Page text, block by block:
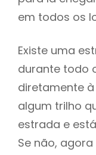
em todos os
Existe uma
durante todo
diretamente
algum trilho
estrada e
Se não,